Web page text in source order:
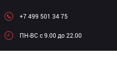
+7 499 501 34 75
ПН-ВC c 9.00 до 22.00